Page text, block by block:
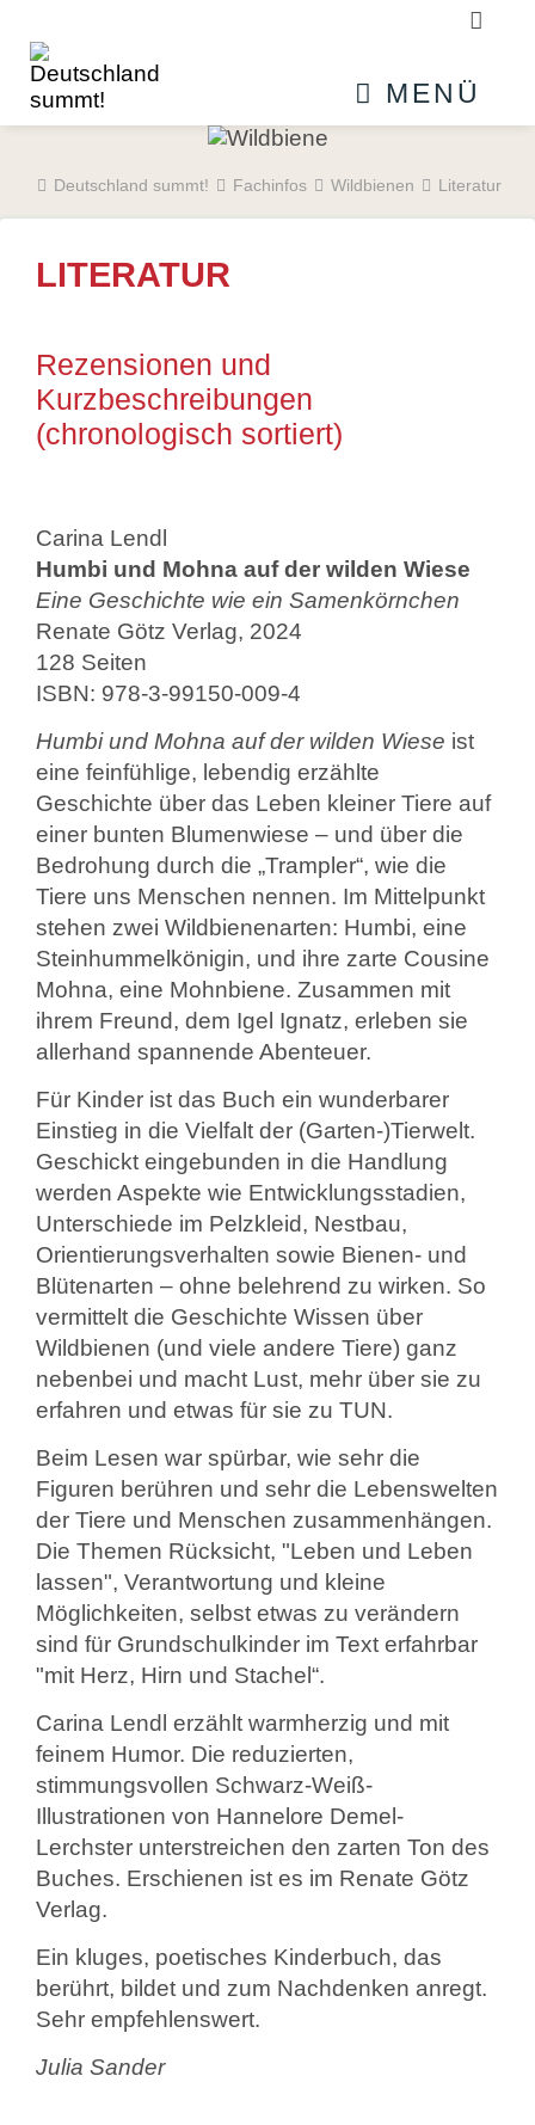
MENÜ
Deutschland summt! Fachinfos Wildbienen Literatur
LITERATUR
Rezensionen und
Kurzbeschreibungen
(chronologisch sortiert)
Carina Lendl
Humbi und Mohna auf der wilden Wiese
Eine Geschichte wie ein Samenkörnchen
Renate Götz Verlag, 2024
128 Seiten
ISBN: 978-3-99150-009-4
Humbi und Mohna auf der wilden Wiese ist
eine feinfühlige, lebendig erzählte
Geschichte über das Leben kleiner Tiere auf
einer bunten Blumenwiese – und über die
Bedrohung durch die „Trampler“, wie die
Tiere uns Menschen nennen. Im Mittelpunkt
stehen zwei Wildbienenarten: Humbi, eine
Steinhummelkönigin, und ihre zarte Cousine
Mohna, eine Mohnbiene. Zusammen mit
ihrem Freund, dem Igel Ignatz, erleben sie
allerhand spannende Abenteuer.
Für Kinder ist das Buch ein wunderbarer
Einstieg in die Vielfalt der (Garten-)Tierwelt.
Geschickt eingebunden in die Handlung
werden Aspekte wie Entwicklungsstadien,
Unterschiede im Pelzkleid, Nestbau,
Orientierungsverhalten sowie Bienen- und
Blütenarten – ohne belehrend zu wirken. So
vermittelt die Geschichte Wissen über
Wildbienen (und viele andere Tiere) ganz
nebenbei und macht Lust, mehr über sie zu
erfahren und etwas für sie zu TUN.
Beim Lesen war spürbar, wie sehr die
Figuren berühren und sehr die Lebenswelten
der Tiere und Menschen zusammenhängen.
Die Themen Rücksicht, "Leben und Leben
lassen", Verantwortung und kleine
Möglichkeiten, selbst etwas zu verändern
sind für Grundschulkinder im Text erfahrbar
"mit Herz, Hirn und Stachel“.
Carina Lendl erzählt warmherzig und mit
feinem Humor. Die reduzierten,
stimmungsvollen Schwarz-Weiß-
Illustrationen von Hannelore Demel-
Lerchster unterstreichen den zarten Ton des
Buches. Erschienen ist es im Renate Götz
Verlag.
Ein kluges, poetisches Kinderbuch, das
berührt, bildet und zum Nachdenken anregt.
Sehr empfehlenswert.
Julia Sander